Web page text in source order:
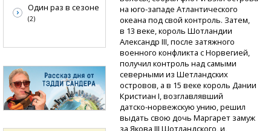
на юго-западе Атлантического
океана под свой контроль. Затем,
в 13 веке, король Шотландии
Александр III, после затяжного
военного конфликта с Норвегией,
получил контроль над самыми
северными из Шетландских
островов, а в 15 веке король Дании
Кристиан I, возглавлявший
датско-норвежскую унию, решил
выдать свою дочь Маргарет замуж
Один раз в сезоне
(2)